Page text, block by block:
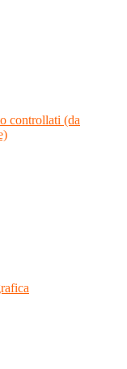
controllati (da